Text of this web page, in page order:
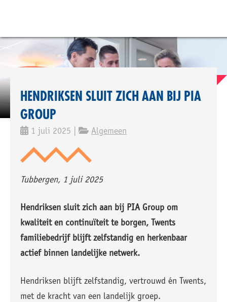
HENDRIKSEN SLUIT ZICH AAN BIJ PIA
GROUP
1 juli 2025 | Algemeen
Tubbergen, 1 juli 2025
Hendriksen sluit zich aan bij PIA Group om
kwaliteit en continuïteit te borgen, Twents
familiebedrijf blijft zelfstandig en herkenbaar
actief binnen landelijke netwerk.
Hendriksen blijft zelfstandig, vertrouwd én Twents,
met de kracht van een landelijk groep.